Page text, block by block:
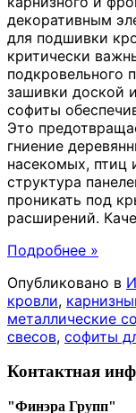
декоративным
для подшивки
критически
подкровельного
зашивки доской
софиты
Это
гниение
насекомых, птиц
структура
проникать под
расширений.
Подробнее »
Опубликовано в
кровли,
металлические
свесов, софиты
Контактная
"Финэра Групп"